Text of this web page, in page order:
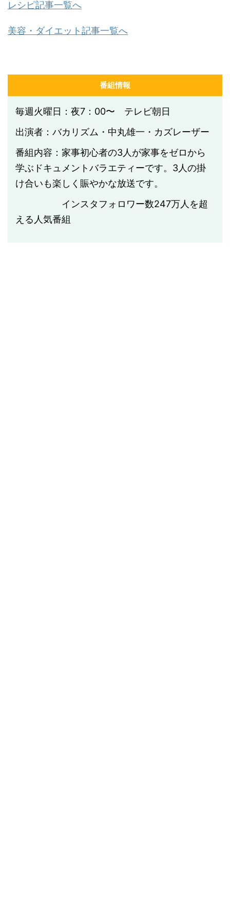
レシピ記事一覧へ
美容・ダイエット記事一覧へ
番組情報
毎週火曜日：夜7：00〜 テレビ朝日
出演者：バカリズム・中丸雄一・カズレーザー
番組内容：家事初心者の3人が家事をゼロから
学ぶドキュメントバラエティーです。3人の掛
け合いも楽しく賑やかな放送です。
インスタフォロワー数247万人を超
える人気番組